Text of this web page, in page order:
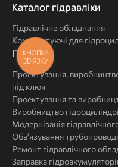
Каталог
Каталог гідравліки
Гідравлічне обладнання
Комплектуючі для
Послуги
Послуги
Проектування,
під ключ
Проектування та
Виробництво
Модернізація
Обв'язування
Ремонт гідравлічного
Заправка
КНОПКА
ЗВ'ЯЗКУ